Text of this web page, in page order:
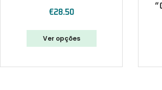
€28.50
Ver opções